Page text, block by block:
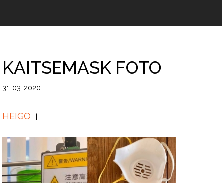
KAITSEMASK FOTO
31-03-2020
HEIGO